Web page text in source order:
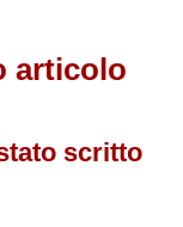
articolo
scritto